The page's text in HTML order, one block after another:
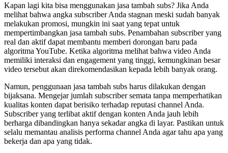
Kapan lagi kita bisa menggunakan jasa tambah subs? Jika Anda
melihat bahwa angka subscriber Anda stagnan meski sudah banyak
melakukan promosi, mungkin ini saat yang tepat untuk
mempertimbangkan jasa tambah subs. Penambahan subscriber yang
real dan aktif dapat membantu memberi dorongan baru pada
algoritma YouTube. Ketika algoritma melihat bahwa video Anda
memiliki interaksi dan engagement yang tinggi, kemungkinan besar
video tersebut akan direkomendasikan kepada lebih banyak orang.
Namun, penggunaan jasa tambah subs harus dilakukan dengan
bijaksana. Mengejar jumlah subscriber semata tanpa memperhatikan
kualitas konten dapat berisiko terhadap reputasi channel Anda.
Subscriber yang terlibat aktif dengan konten Anda jauh lebih
berharga dibandingkan hanya sekadar angka di layar. Pastikan untuk
selalu memantau analisis performa channel Anda agar tahu apa yang
bekerja dan apa yang tidak.